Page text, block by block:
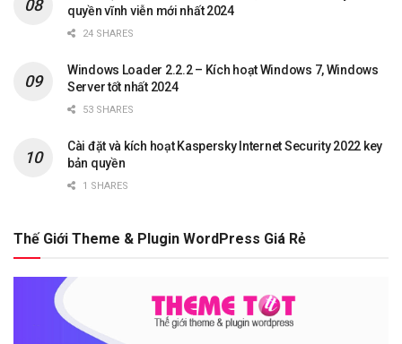
quyền vĩnh viễn mới nhất 2024
24 SHARES
Windows Loader 2.2.2 – Kích hoạt Windows 7, Windows
Server tốt nhất 2024
53 SHARES
Cài đặt và kích hoạt Kaspersky Internet Security 2022 key
bản quyền
1 SHARES
Thế Giới Theme & Plugin WordPress Giá Rẻ